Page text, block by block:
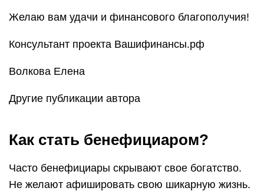
Желаю вам удачи и финансового благополучия!
Консультант проекта Вашифинансы.рф
Волкова Елена
Другие публикации автора
Как стать бенефициаром?
Часто бенефициары скрывают свое богатство.
Не желают афишировать свою шикарную жизнь.